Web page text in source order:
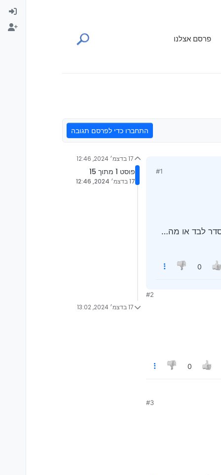
פרסם אצלנו
התחברו כדי לפרסם תגובה
#1
לבד או מה…
0
#2
0
#3
17 בדצמ׳ 2024, 12:46
פוסט 1 מתוך 15
17 בדצמ׳ 2024, 12:46
17 בדצמ׳ 2024, 13:02